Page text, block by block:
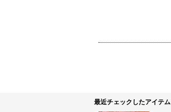
最近チェックしたアイテム